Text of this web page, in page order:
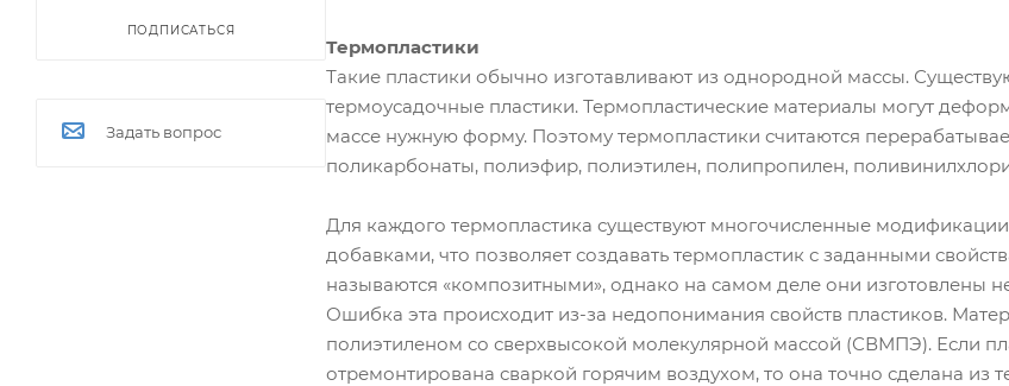
Термопластики
Такие пластики обычно изготавливают из однородной массы.
термоусадочные пластики. Термопластические материалы могут
массе нужную форму. Поэтому термопластики считаются
поликарбонаты, полиэфир, полиэтилен, полипропилен,
Для каждого термопластика существуют многочисленные
добавками, что позволяет создавать термопластик с заданными
называются «композитными», однако на самом деле они изготовлены
Ошибка эта происходит из-за недопонимания свойств пластиков.
полиэтиленом со сверхвысокой молекулярной массой (СВМПЭ). Если
отремонтирована сваркой горячим воздухом, то она точно сделана из
ПОДПИСАТЬСЯ
Задать вопрос